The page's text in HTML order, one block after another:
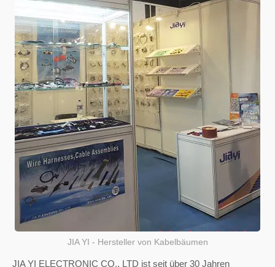
JIA YI - Hersteller von Kabelbäumen
JIA YI ELECTRONIC CO., LTD ist seit über 30 Jahren